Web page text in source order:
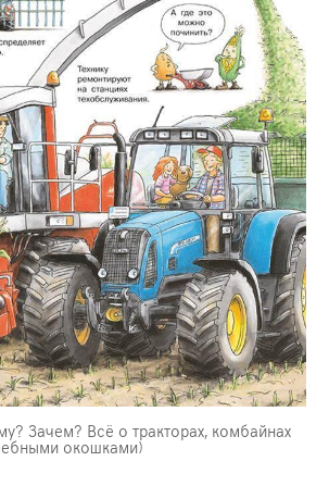
Зачем? Всё о тракторах, комбайнах
окошками)